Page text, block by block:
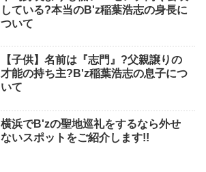
している?本当のB'z稲葉浩志の身長に
ついて
【子供】名前は『志門』?父親譲りの
才能の持ち主?B'z稲葉浩志の息子につ
いて
横浜でB'zの聖地巡礼をするなら外せ
ないスポットをご紹介します!!